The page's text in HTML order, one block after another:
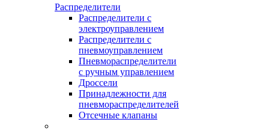
Распределители
Распределители с
электроуправлением
Распределители с
пневмоуправлением
Пневмораспределители
с ручным управлением
Дроссели
Принадлежности для
пневмораспределителей
Отсечные клапаны